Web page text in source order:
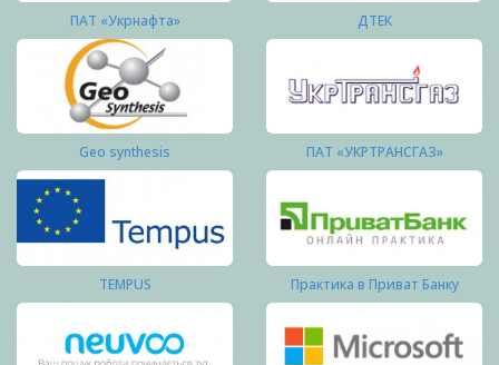
ПАТ «Укрнафта» ДТЕК
Geo synthesis ПАТ «УКРТРАНСГАЗ»
TEMPUS Практика в Приват Банку